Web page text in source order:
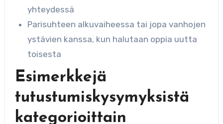
yhteydessä
Parisuhteen alkuvaiheessa tai jopa vanhojen
ystävien kanssa, kun halutaan oppia uutta
toisesta
Esimerkkejä
tutustumiskysymyksistä
kategorioittain